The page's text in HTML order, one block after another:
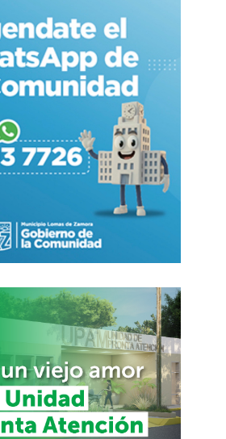
nuevas funcionarias y
los que se destacan
espacios políticos, con el
formar “un gran Movimiento
capaz de crear una nueva
los sectores, para ser la
todas las argentinas y
destacó el intendente
al presentar el nuevo
de Municipios (FAM),
que colmó el Salón
General Las Heras del Palacio
autoridades, entre las que
de Héctor “Toty”
político y dirigente social,